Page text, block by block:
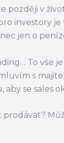
později v
investory
jen o
To vše
s
se sales
prodávat?